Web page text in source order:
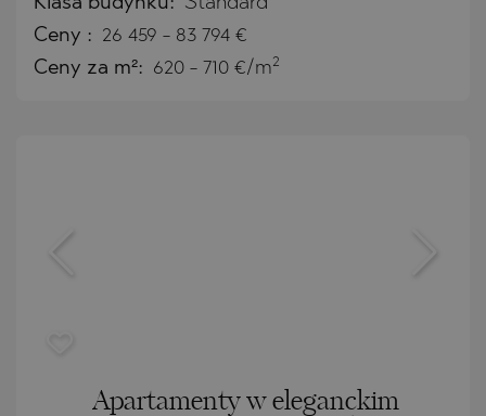
Ceny : 26 459 - 83 794 €
Ceny za m²: 620 - 710 €/m2
Apartamenty w eleganckim